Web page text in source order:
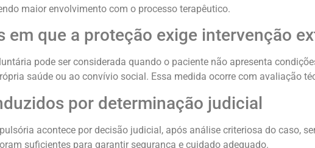
maior envolvimento com o processo terapêutico.
em que a proteção exige intervenção
pode ser considerada quando o paciente não apresenta
saúde ou ao convívio social. Essa medida ocorre com avaliação
por determinação judicial
acontece por decisão judicial, após análise criteriosa do caso,
suficientes para garantir segurança e cuidado adequado.